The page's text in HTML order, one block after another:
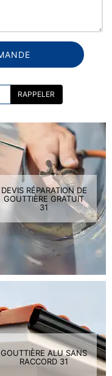
DEVIS RÉPARATION DE
GOUTTIÈRE GRATUIT
31
GOUTTIÈRE ALU SANS
RACCORD 31